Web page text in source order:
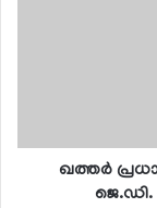
ഖത്തര്‍
ജെ.ഡി.